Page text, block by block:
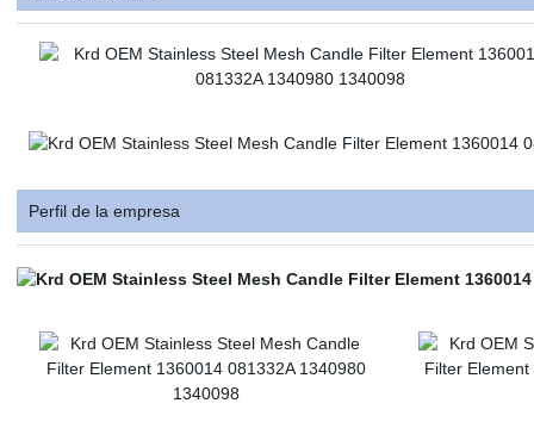
Perfil de la empresa